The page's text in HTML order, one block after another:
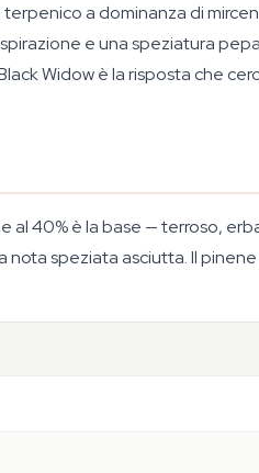
a dominanza di
e una speziatura
Widow è la risposta che
al 40% è la base — terroso,
speziata asciutta. Il pinene